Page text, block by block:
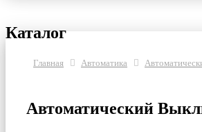
Каталог
Главная Автоматика
Автоматический